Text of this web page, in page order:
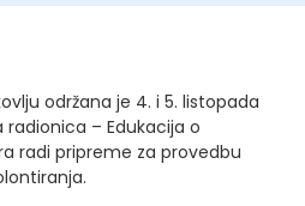
održana je 4. i 5. listopada
radionica – Edukacija o
radi pripreme za provedbu